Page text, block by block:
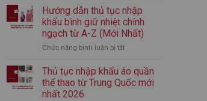
từ
Trung
Quốc
mới
nhất
tục
nhập
khẩu
kệ
bếp
từ
Trung
Hướng dẫn thủ tục nhập
khẩu bình giữ nhiệt chính
ngạch từ A-Z (Mới Nhất)
Chức năng bình luận bị tắtở
dẫn
thủ
Thủ tục nhập khẩu áo quần
thể thao từ Trung Quốc mới
nhất 2026